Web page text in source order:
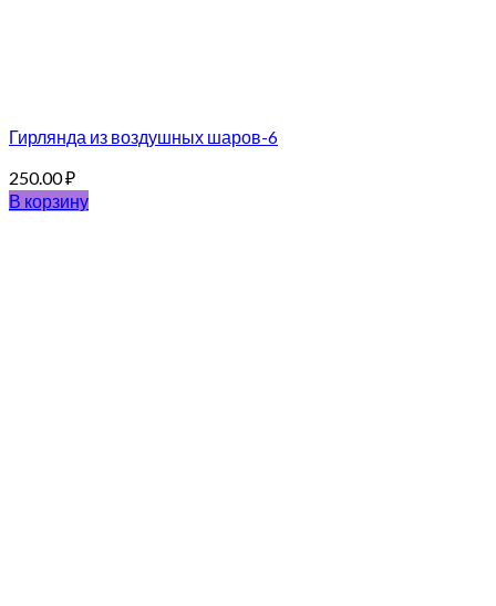
Гирлянда из воздушных шаров-6
250.00₽
В корзину